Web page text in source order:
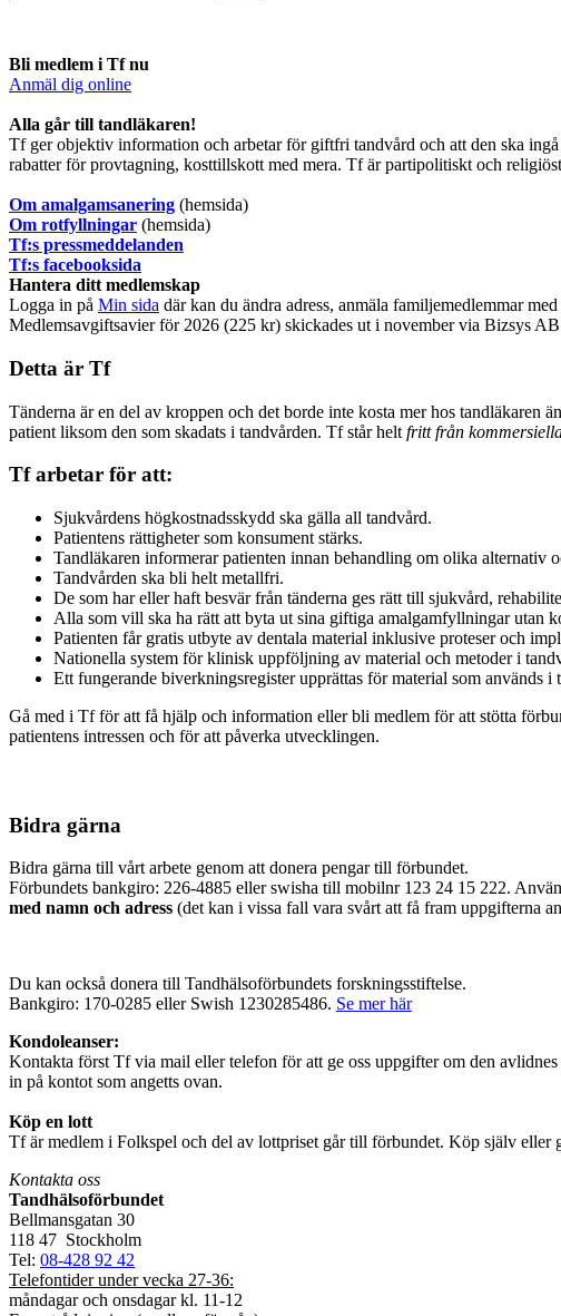
Bli medlem i Tf nu
Anmäl dig online
​Alla går till tandläkaren!
Tf ger objektiv information och arbetar för giftfri tandvård och att den ska
rabatter för provtagning, kosttillskott med mera. Tf är partipolitiskt och
Om amalgamsanering (hemsida)
Om rotfyllningar (hemsida)
​Tf:s pressmeddelanden
Tf:s facebooksida
Hantera ditt medlemskap
Logga in på Min sida där kan du ändra adress, anmäla familjemedlemmar
Medlemsavgiftsavier för 2026 (225 kr) skickades ut i november via Bizsys
Detta är Tf
Tänderna är en del av kroppen och det borde inte kosta mer hos tandläkaren
patient liksom den som skadats i tandvården. Tf står helt fritt från
Tf arbetar för att:
Sjukvårdens högkostnadsskydd ska gälla all tandvård.
Patientens rättigheter som konsument stärks.
Tandläkaren informerar patienten innan behandling om olika alternativ
Tandvården ska bli helt metallfri.
De som har eller haft besvär från tänderna ges rätt till sjukvård,
Alla som vill ska ha rätt att byta ut sina giftiga amalgamfyllningar utan
Patienten får gratis utbyte av dentala material inklusive proteser och
Nationella system för klinisk uppföljning av material och metoder i
Ett fungerande biverkningsregister upprättas för material som används i
Gå med i Tf för att få hjälp och information eller bli medlem för att stötta
patientens intressen och för att påverka utvecklingen.
Bidra gärna
Bidra gärna till vårt arbete genom att donera pengar till förbundet.
Förbundets bankgiro: 226-4885 eller swisha till mobilnr 123 24 15 222.
med namn och adress (det kan i vissa fall vara svårt att få fram uppgifterna
Du kan också donera till Tandhälsoförbundets forskningsstiftelse.
Bankgiro: 170-0285 eller Swish 1230285486. Se mer här
Kondoleanser:
Kontakta först Tf via mail eller telefon för att ge oss uppgifter om den
in på kontot som angetts ovan.
Köp en lott
Tf är medlem i Folkspel och del av lottpriset går till förbundet. Köp själv eller
Kontakta oss
Tandhälsoförbundet
Bellmansgatan 30
118 47 Stockholm
Tel: 08-428 92 42
Telefontider under vecka 27-36:
måndagar och onsdagar kl. 11-12